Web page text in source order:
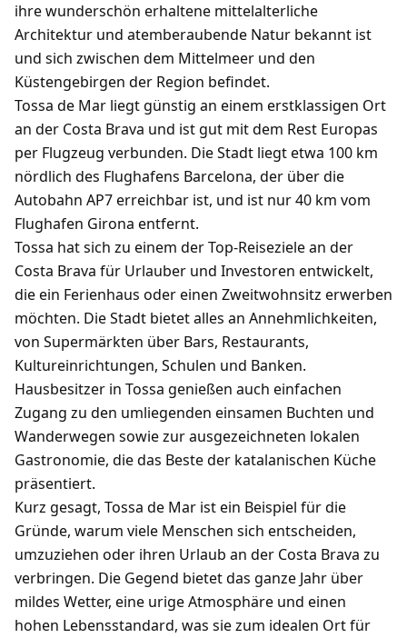
ihre wunderschön erhaltene mittelalterliche
Architektur und atemberaubende Natur bekannt ist
und sich zwischen dem Mittelmeer und den
Küstengebirgen der Region befindet.
Tossa de Mar liegt günstig an einem erstklassigen Ort
an der Costa Brava und ist gut mit dem Rest Europas
per Flugzeug verbunden. Die Stadt liegt etwa 100 km
nördlich des Flughafens Barcelona, ​​der über die
Autobahn AP7 erreichbar ist, und ist nur 40 km vom
Flughafen Girona entfernt.
Tossa hat sich zu einem der Top-Reiseziele an der
Costa Brava für Urlauber und Investoren entwickelt,
die ein Ferienhaus oder einen Zweitwohnsitz erwerben
möchten. Die Stadt bietet alles an Annehmlichkeiten,
von Supermärkten über Bars, Restaurants,
Kultureinrichtungen, Schulen und Banken.
Hausbesitzer in Tossa genießen auch einfachen
Zugang zu den umliegenden einsamen Buchten und
Wanderwegen sowie zur ausgezeichneten lokalen
Gastronomie, die das Beste der katalanischen Küche
präsentiert.
Kurz gesagt, Tossa de Mar ist ein Beispiel für die
Gründe, warum viele Menschen sich entscheiden,
umzuziehen oder ihren Urlaub an der Costa Brava zu
verbringen. Die Gegend bietet das ganze Jahr über
mildes Wetter, eine urige Atmosphäre und einen
hohen Lebensstandard, was sie zum idealen Ort für